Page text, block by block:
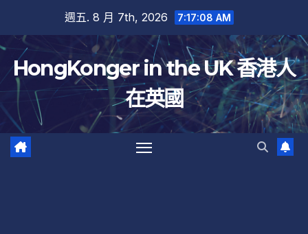
內
容
週五. 8 月 7th, 2026 7:17:09 AM
HongKonger in the UK 香港人
在英國